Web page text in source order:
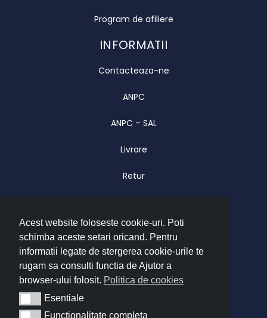
Acest website foloseste cookie-uri. Poti
schimba aceste setari oricand. Pentru
informatii legate de stergerea cookie-urile te
rugam sa consulti functia de Ajutor a
browser-ului folosit. Politica de cookies
EsentialeEsentiale
Functionalitate completa
Program de afiliere
INFORMATII
Contacteaza-ne
ANPC
ANPC – SAL
Livrare
Retur
CONTACT
Luni – Vineri 09.00 – 17.00
office@imatrend.ro